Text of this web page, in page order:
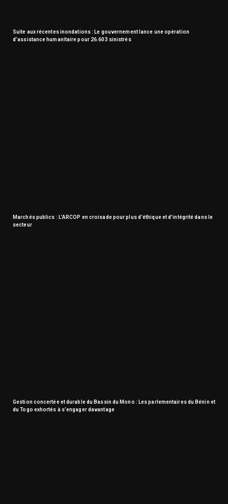
Suite aux récentes inondations : Le gouvernement lance une opération
d’assistance humanitaire pour 26.603 sinistrés
Marchés publics : L’ARCOP en croisade pour plus d’éthique et d’intégrité dans le
secteur
Gestion concertée et durable du Bassin du Mono : Les parlementaires du Bénin et
du Togo exhortés à s’engager davantage